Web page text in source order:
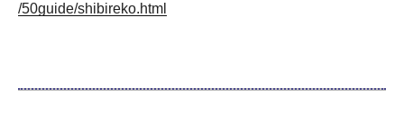
/50guide/shibireko.html